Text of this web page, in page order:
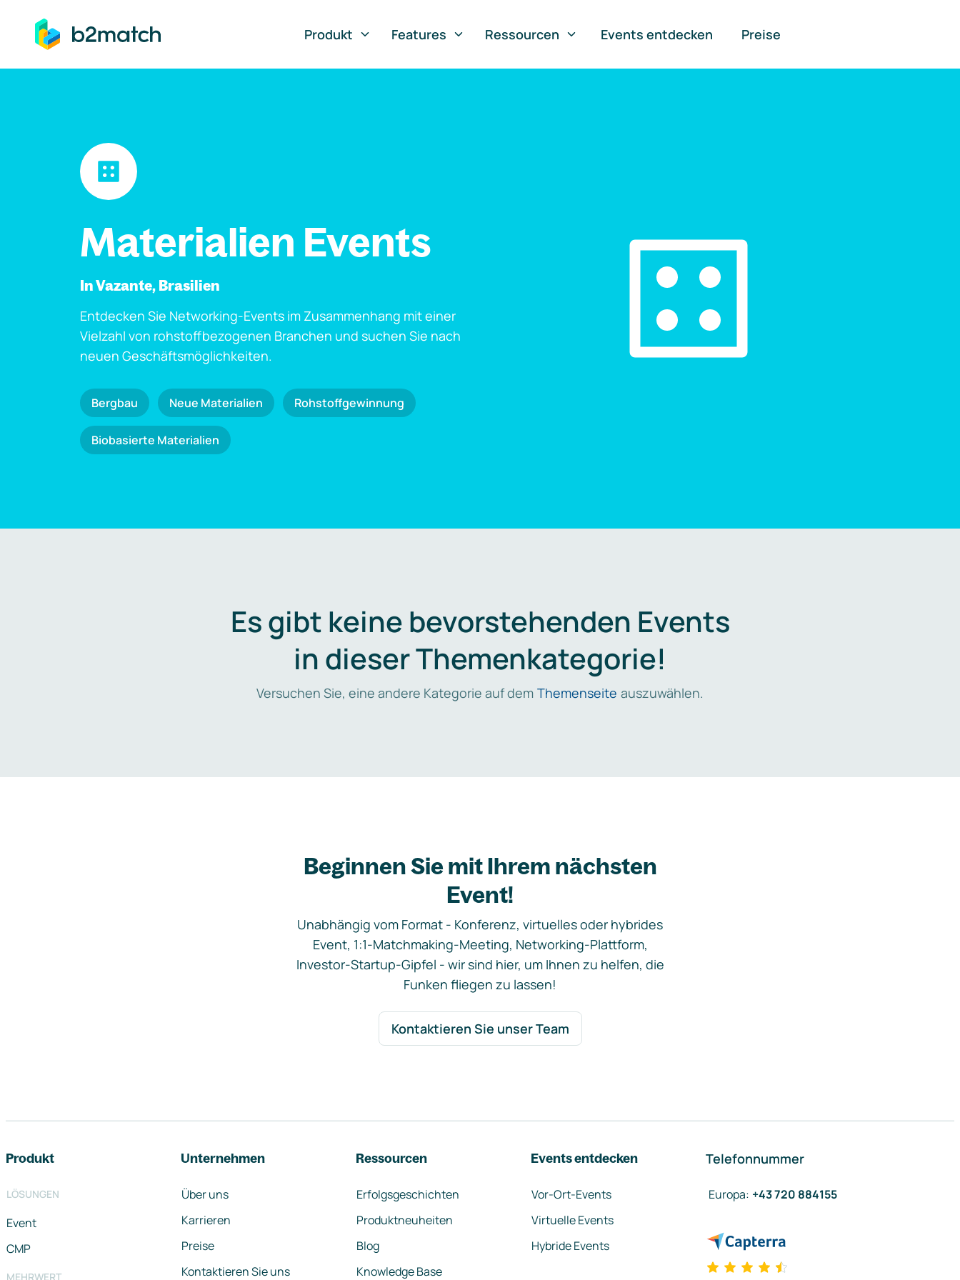
springen
Produkt
Features Ressourcen Events entdecken Preise
Materialien Events
In Vazante, Brasilien
Entdecken Sie Networking-Events im Zusammenhang mit einer
Vielzahl von rohstoffbezogenen Branchen und suchen Sie nach
neuen Geschäftsmöglichkeiten.
Bergbau Neue Materialien Rohstoffgewinnung
Biobasierte Materialien
Es gibt keine bevorstehenden Events
in dieser Themenkategorie!
Versuchen Sie, eine andere Kategorie auf dem Themenseite auszuwählen.
Beginnen Sie mit Ihrem nächsten
Event!
Unabhängig vom Format - Konferenz, virtuelles oder hybrides
Event, 1:1-Matchmaking-Meeting, Networking-Plattform,
Investor-Startup-Gipfel - wir sind hier, um Ihnen zu helfen, die
Funken fliegen zu lassen!
Kontaktieren Sie unser Team
Produkt
LÖSUNGEN
Event
CMP
MEHRWERT
Unternehmen
Über uns
Karrieren
Preise
Kontaktieren Sie uns
Ressourcen
Erfolgsgeschichten
Produktneuheiten
Blog
Knowledge Base
Events entdecken
Vor-Ort-Events
Virtuelle Events
Hybride Events
Telefonnummer
Europa: +43 720 884155